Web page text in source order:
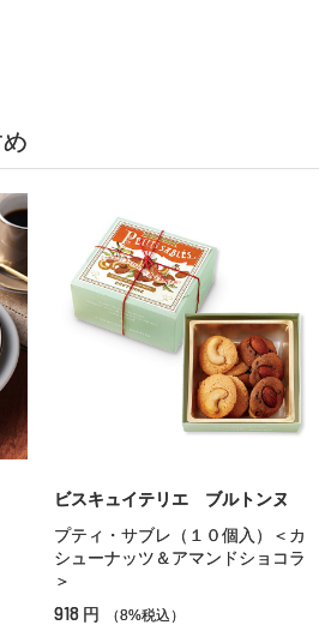
ビスキュイテリエ ブルトンヌ
プティ・サブレ（１０個入）＜カ
シューナッツ＆アマンドショコラ
＞
918 円 （8%税込）